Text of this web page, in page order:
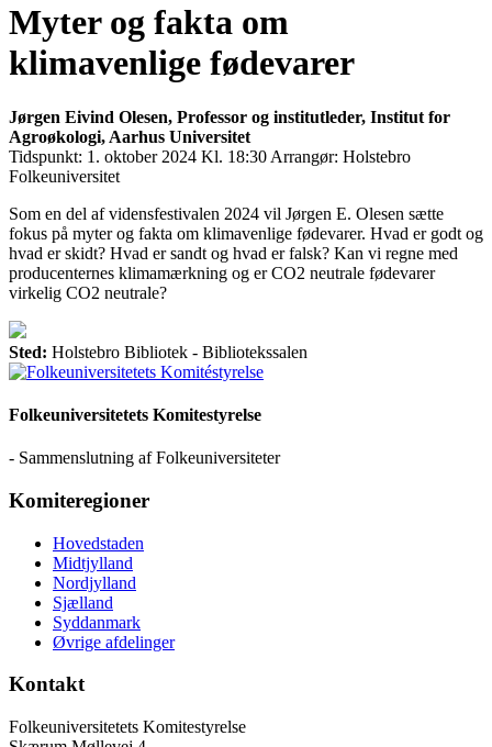
Myter og fakta om
klimavenlige fødevarer
Jørgen Eivind Olesen, Professor og institutleder, Institut for
Agroøkologi, Aarhus Universitet
Tidspunkt: 1. oktober 2024 Kl. 18:30 Arrangør: Holstebro
Folkeuniversitet
Som en del af vidensfestivalen 2024 vil Jørgen E. Olesen sætte
fokus på myter og fakta om klimavenlige fødevarer. Hvad er godt og
hvad er skidt? Hvad er sandt og hvad er falsk? Kan vi regne med
producenternes klimamærkning og er CO2 neutrale fødevarer
virkelig CO2 neutrale?
Sted: Holstebro Bibliotek - Bibliotekssalen
Folkeuniversitetets Komitestyrelse
- Sammenslutning af Folkeuniversiteter
Komiteregioner
Hovedstaden
Midtjylland
Nordjylland
Sjælland
Syddanmark
Øvrige afdelinger
Kontakt
Folkeuniversitetets Komitestyrelse